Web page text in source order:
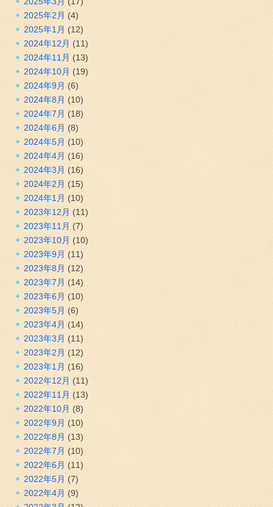
2025年2月 (4)
2025年1月 (12)
2024年12月 (11)
2024年11月 (13)
2024年10月 (19)
2024年9月 (6)
2024年8月 (10)
2024年7月 (18)
2024年6月 (8)
2024年5月 (10)
2024年4月 (16)
2024年3月 (16)
2024年2月 (15)
2024年1月 (10)
2023年12月 (11)
2023年11月 (7)
2023年10月 (10)
2023年9月 (11)
2023年8月 (12)
2023年7月 (14)
2023年6月 (10)
2023年5月 (6)
2023年4月 (14)
2023年3月 (11)
2023年2月 (12)
2023年1月 (16)
2022年12月 (11)
2022年11月 (13)
2022年10月 (8)
2022年9月 (10)
2022年8月 (13)
2022年7月 (10)
2022年6月 (11)
2022年5月 (7)
2022年4月 (9)